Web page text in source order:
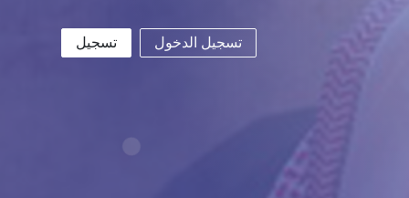
تسجيل الدخول تسجيل